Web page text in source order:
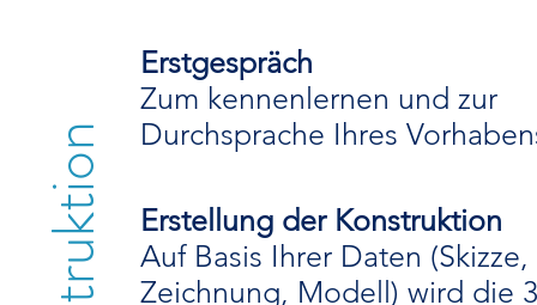
Erstgespräch
Zum kennenlernen und zur
Durchsprache Ihres
Erstellung der Konstruktion
Auf Basis Ihrer Daten (Skizze,
Zeichnung, Modell) wird die